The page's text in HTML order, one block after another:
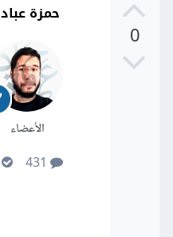
0
حمزة عباد
الأعضاء